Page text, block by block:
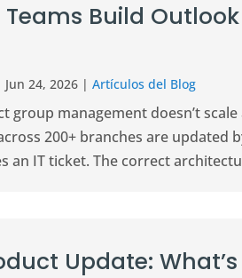
Teams Build
Jun 24, 2026 |Artículos del Blog
group management doesn’t
200+ branches are updated
an IT ticket. The correct
Update: